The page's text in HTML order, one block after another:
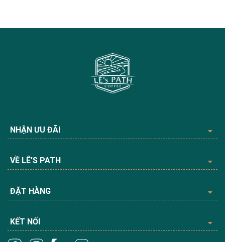
NHẬN ƯU ĐÃI
VỀ LÊ'S PATH
ĐẶT HÀNG
KẾT NỐI